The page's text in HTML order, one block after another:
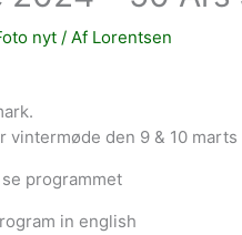
nyt / Af Lorentsen
vintermøde den 9 & 10
programmet
in english